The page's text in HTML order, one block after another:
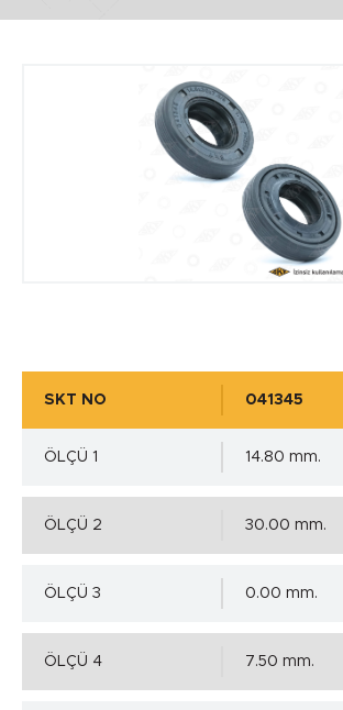
SKT NO 041345
ÖLÇÜ 1 14.80 mm.
ÖLÇÜ 2 30.00 mm.
ÖLÇÜ 3 0.00 mm.
ÖLÇÜ 4 7.50 mm.